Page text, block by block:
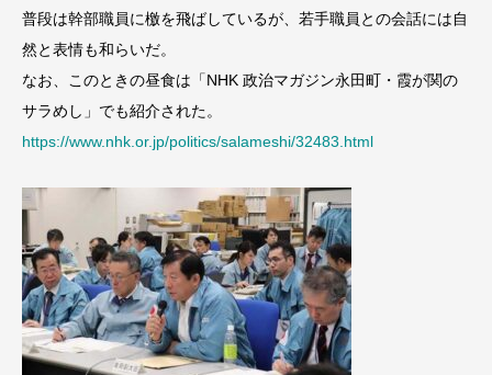
普段は幹部職員に檄を飛ばしているが、若手職員との会話には自
然と表情も和らいだ。
なお、このときの昼食は「NHK 政治マガジン永田町・霞が関の
サラめし」でも紹介された。
https://www.nhk.or.jp/politics/salameshi/32483.html